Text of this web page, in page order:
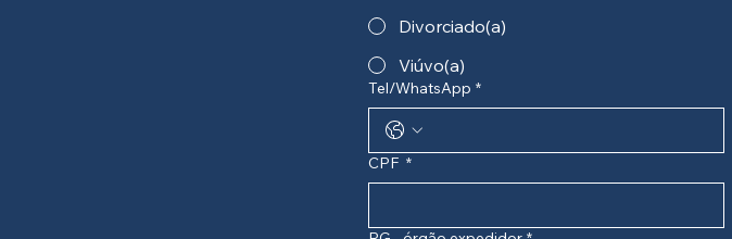
Divorciado(a)
Viúvo(a)
Tel/WhatsApp *
CPF *